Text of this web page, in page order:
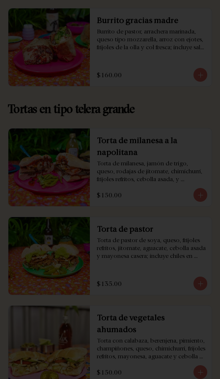
Burrito gracias madre
Burrito de pastor, arrachera marinada,
queso tipo mozzarella, arroz con ejotes,
frijoles de la olla y col fresca; incluye salsa
$160.00
Tortas en tipo telera grande
Torta de milanesa a la
napolitana
Torta de milanesa, jamón de trigo,
queso, rodajas de jitomate, chimichurri,
frijoles refritos, cebolla asada, y
vinagre de la casa o chipotle.
$150.00
Torta de pastor
Torta de pastor de soya, queso, frijoles
refritos, jitomate, aguacate, cebolla asada
y mayonesa casera; incluye chiles en
$135.00
Torta de vegetales
ahumados
Torta con calabaza, berenjena, pimiento,
champiñones, queso, chimichurri, frijoles
refritos, mayonesa, aguacate y cebolla
$150.00